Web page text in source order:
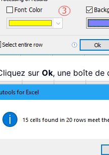
sur Ok, une boîte de